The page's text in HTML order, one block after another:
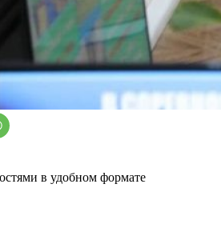
в удобном формате